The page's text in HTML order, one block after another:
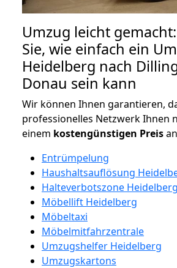
Umzug leicht
Sie, wie einfach ein
Heidelberg nach
Donau sein kann
Wir können Ihnen garantieren,
professionelles Netzwerk Ihnen
einem kostengünstigen Preis
Entrümpelung
Haushaltsauflösung
Halteverbotszone Heidelberg
Möbellift Heidelberg
Möbeltaxi
Möbelmitfahrzentrale
Umzugshelfer Heidelberg
Umzugskartons